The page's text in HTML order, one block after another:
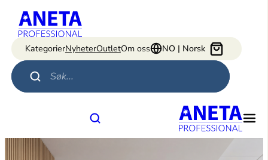
Hopp
innhold
KategorierNyheterOutletOm oss NO | Norsk
Products search